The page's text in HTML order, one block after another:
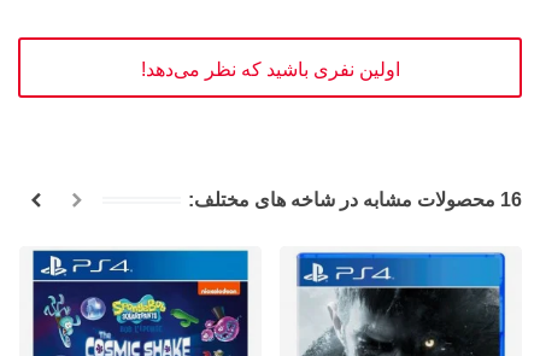
اولین نفری باشید که نظر می‌دهد!
16 محصولات مشابه در شاخه های مختلف: